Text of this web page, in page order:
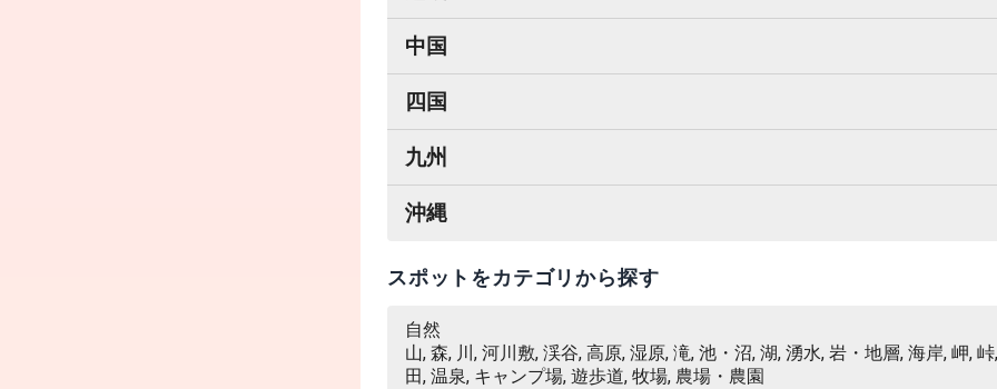
中国
四国
九州
沖縄
スポットをカテゴリから探す
自然
山, 森, 川, 河川敷, 渓谷, 高原, 湿原, 滝, 池・沼, 湖, 湧水, 岩・地層, 海岸, 岬,
田, 温泉, キャンプ場, 遊歩道, 牧場, 農場・農園